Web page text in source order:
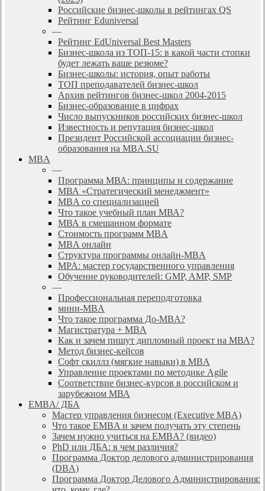
Российские бизнес-школы в рейтингах QS
Рейтинг Eduniversal
—
Рейтинг EdUniversal Best Masters
Бизнес-школа из ТОП-15: в какой части стопки
будет лежать ваше резюме?
Бизнес-школы: история, опыт работы
ТОП преподавателей бизнес-школ
Архив рейтингов бизнес-школ 2004-2015
Бизнес-образование в цифрах
Число выпускников российских бизнес-школ
Известность и репутация бизнес-школ
Президент Российской ассоциации бизнес-
образования на MBA.SU
MBA
—
Программа МВА: принципы и содержание
МВА «Cтратегический менеджмент»
MBA со специализацией
Что такое учебный план МВА?
МВА в смешанном формате
Стоимость программ MBA
MBA онлайн
Cтруктура программы онлайн-MBA
MPA: мастер государственного управления
Обучение руководителей: GMP, AMP, SMP
—
Профессиональная переподготовка
мини-MBA
Что такое программа До-MBA?
Магистратура + MBA
Как и зачем пишут дипломный проект на МВА?
Метод бизнес-кейсов
Софт скиллз (мягкие навыки) в MBA
Управление проектами по методике Agile
Соответствие бизнес-курсов в российском и
зарубежном МВА
EMBA/ ДБA
Мастер управления бизнесом (Executive MBA)
Что такое EMBA и зачем получать эту степень
Зачем нужно учиться на EMBA? (видео)
PhD или ДБА: в чем различия?
Программа Доктор делового администрирования
(DBА)
Программа Доктор Делового Администрирования: